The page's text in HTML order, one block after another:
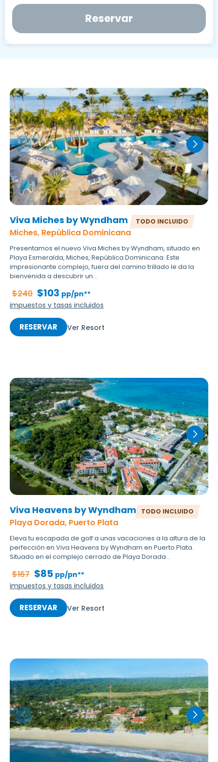
Reservar
Viva Miches by Wyndham
Miches, República Dominicana
TODO INCLUIDO
Presentamos el nuevo Viva Miches by Wyndham, situado en
Playa Esmeralda, Miches, República Dominicana. Este
impresionante complejo, fuera del camino trillado le da la
bienvenida a descubrir un...
$240 $103 pp/pn**
impuestos y tasas incluidos
RESERVAR Ver Resort
Viva Heavens by Wyndham
Playa Dorada, Puerto Plata
TODO INCLUIDO
Eleva tu escapada de golf a unas vacaciones a la altura de la
perfección en Viva Heavens by Wyndham en Puerto Plata.
Situado en el complejo cerrado de Playa Dorada...
$167 $85 pp/pn**
impuestos y tasas incluidos
RESERVAR Ver Resort